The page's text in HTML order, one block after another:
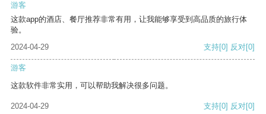
游客
这款app的酒店、餐厅推荐非常有用，让我能够享受到高品质的旅行体
验。
2024-04-29
支持[0] 反对[0]
游客
这款软件非常实用，可以帮助我解决很多问题。
2024-04-29 支持[0] 反对[0]